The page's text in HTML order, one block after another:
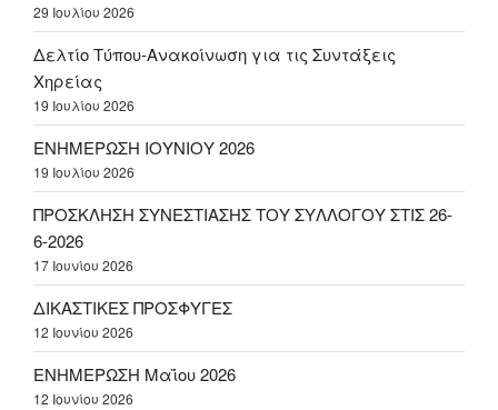
29 Ιουλίου 2026
Δελτίο Τύπου-Ανακοίνωση για τις Συντάξεις
Χηρείας
19 Ιουλίου 2026
ΕΝΗΜΕΡΩΣΗ ΙΟΥΝΙΟΥ 2026
19 Ιουλίου 2026
ΠΡΟΣΚΛΗΣΗ ΣΥΝΕΣΤΙΑΣΗΣ ΤΟΥ ΣΥΛΛΟΓΟΥ ΣΤΙΣ 26-
6-2026
17 Ιουνίου 2026
ΔΙΚΑΣΤΙΚΕΣ ΠΡΟΣΦΥΓΕΣ
12 Ιουνίου 2026
ΕΝΗΜΕΡΩΣΗ Μαΐου 2026
12 Ιουνίου 2026